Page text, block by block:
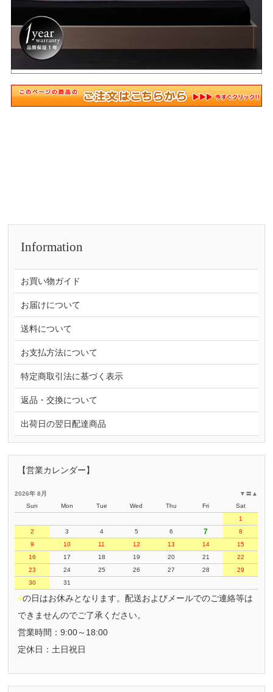
Information
お買い物ガイド
お届けについて
送料について
お支払方法について
特定商取引法に基づく表示
返品・交換について
出荷日の翌日配達商品
【営業カレンダー】
▲
〓
▼
2026年 8月
Sun
Mon Tue Wed Thu Fri
Sat
1
2
3 4 5 6 7
8
9
10 11 12 13 14
15
16
17 18 19 20 21
22
23
24 25 26 27 28
29
30
31
■の日はお休みとなります。配送およびメールでのご連絡等は
できませんのでご了承ください。
営業時間：9:00～18:00
定休日：土日祝日